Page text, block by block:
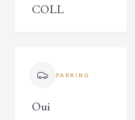
COLL
PARKING
Oui